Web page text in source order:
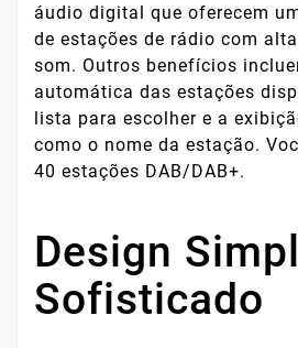
áudio digital que oferecem
de estações de rádio com
som. Outros benefícios
automática das estações
lista para escolher e a
como o nome da estação.
40 estações DAB/DAB+.
Design
Sofisticado